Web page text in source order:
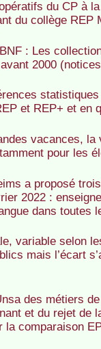
du CP à
du collège
: Les
2000
et REP+ et en
vacances,
pour les
a proposé
2022 :
dans toutes
variable selon
mais l’écart
des métiers
et du rejet de
la comparaison